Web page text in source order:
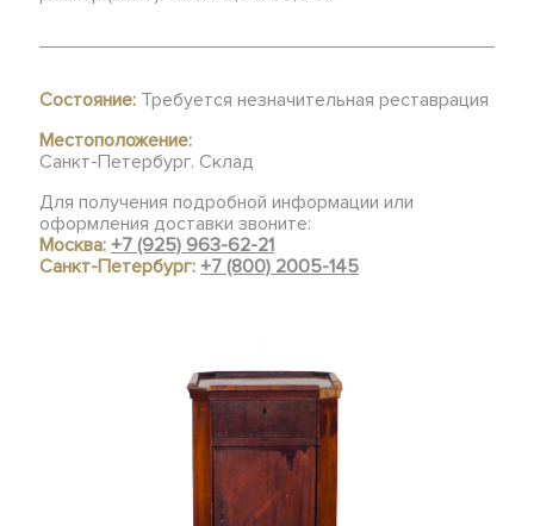
Состояние: Требуется незначительная реставрация
Местоположение:
Санкт-Петербург. Склад
Для получения подробной информации или
оформления доставки звоните:
Москва:+7 (925) 963-62-21
Санкт-Петербург:+7 (800) 2005-145